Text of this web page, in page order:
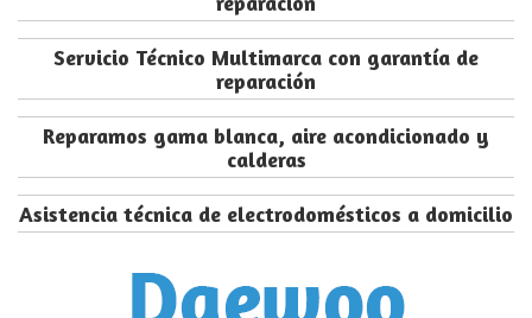
Servicio Técnico Multimarca con garantía de
reparación
Reparamos gama blanca, aire acondicionado y
calderas
Asistencia técnica de electrodomésticos a domicilio